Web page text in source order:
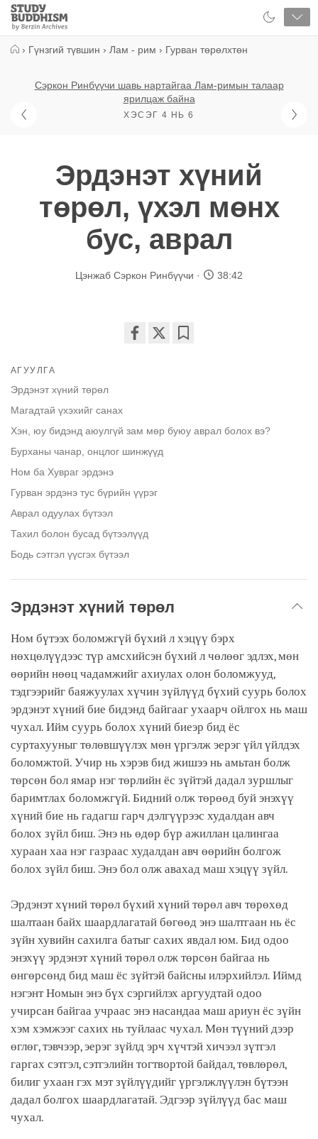
Close
Study
Buddhism
› Гүнзгий түвшин › Лам - рим › Гурван төрөлхтөн
Сэркон Ринбүүчи шавь нартайгаа Лам-римын талаар
ярилцаж байна
ХЭСЭГ 4 НЬ 6
Эрдэнэт хүний
төрөл, үхэл мөнх
бус, аврал
Цэнжаб Сэркон Ринбүүчи 38:42
АГУУЛГА
Эрдэнэт хүний төрөл
Магадтай үхэхийг санах
Хэн, юу бидэнд аюулгүй зам мөр буюу аврал болох вэ?
Бурханы чанар, онцлог шинжүүд
Ном ба Хувраг эрдэнэ
Гурван эрдэнэ тус бүрийн үүрэг
Аврал одуулах бүтээл
Тахил болон бусад бүтээлүүд
Бодь сэтгэл үүсгэх бүтээл
Эрдэнэт хүний төрөл
Ном бүтээх боломжгүй бүхий л хэцүү бэрх
нөхцөлүүдээс түр амсхийсэн бүхий л чөлөөг эдлэх, мөн
өөрийн нөөц чадамжийг ахиулах олон боломжууд,
тэдгээрийг баяжуулах хүчин зүйлүүд бүхий суурь болох
эрдэнэт хүний бие бидэнд байгааг ухаарч ойлгох нь маш
чухал. Ийм суурь болох хүний биеэр бид ёс
суртахууныг төлөвшүүлэх мөн үргэлж эерэг үйл үйлдэх
боломжтой. Учир нь хэрэв бид жишээ нь амьтан болж
төрсөн бол ямар нэг төрлийн ёс зүйтэй дадал зуршлыг
баримтлах боломжгүй. Бидний олж төрөөд буй энэхүү
хүний бие нь гадагш гарч дэлгүүрээс худалдан авч
болох зүйл биш. Энэ нь өдөр бүр ажиллан цалингаа
хураан хаа нэг газраас худалдан авч өөрийн болгож
болох зүйл биш. Энэ бол олж авахад маш хэцүү зүйл.
Эрдэнэт хүний төрөл бүхий хүний төрөл авч төрөхөд
шалтаан байх шаардлагатай бөгөөд энэ шалтгаан нь ёс
зүйн хувийн сахилга батыг сахих явдал юм. Бид одоо
энэхүү эрдэнэт хүний төрөл олж төрсөн байгаа нь
өнгөрсөнд бид маш ёс зүйтэй байсны илэрхийлэл. Иймд
нэгэнт Номын энэ бүх сэргийлэх аргуудтай одоо
учирсан байгаа учраас энэ насандаа маш ариун ёс зүйн
хэм хэмжээг сахих нь туйлаас чухал. Мөн түүний дээр
өглөг, тэвчээр, эерэг зүйлд эрч хүчтэй хичээл зүтгэл
гаргах сэтгэл, сэтгэлийн тогтвортой байдал, төвлөрөл,
билиг ухаан гэх мэт зүйлүүдийг үргэлжлүүлэн бүтээн
дадал болгох шаардлагатай. Эдгээр зүйлүүд бас маш
чухал.